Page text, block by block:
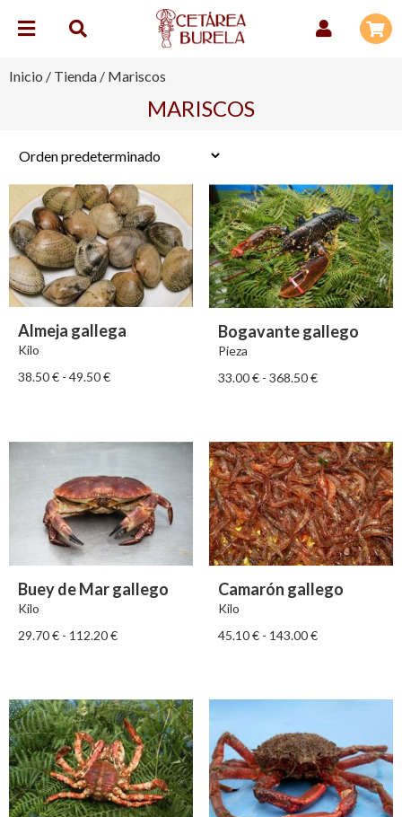
Inicio / Tienda / Mariscos
MARISCOS
Almeja gallega
Kilo
38.50€ - 49.50€
Bogavante gallego
Pieza
33.00€ - 368.50€
Buey de Mar gallego
Kilo
29.70€ - 112.20€
Camarón gallego
Kilo
45.10€ - 143.00€